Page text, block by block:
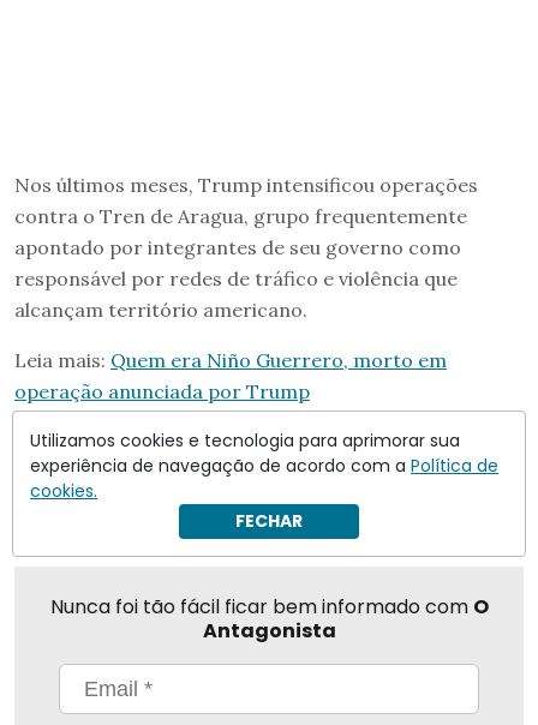
Nos últimos meses, Trump intensificou operações
contra o Tren de Aragua, grupo frequentemente
apontado por integrantes de seu governo como
responsável por redes de tráfico e violência que
alcançam território americano.
Leia mais: Quem era Niño Guerrero, morto em
operação anunciada por Trump
Compartilhar
Nunca foi tão fácil ficar bem informado com O
Antagonista
Utilizamos cookies e tecnologia para aprimorar sua
experiência de navegação de acordo com a Política de
cookies.
FECHAR